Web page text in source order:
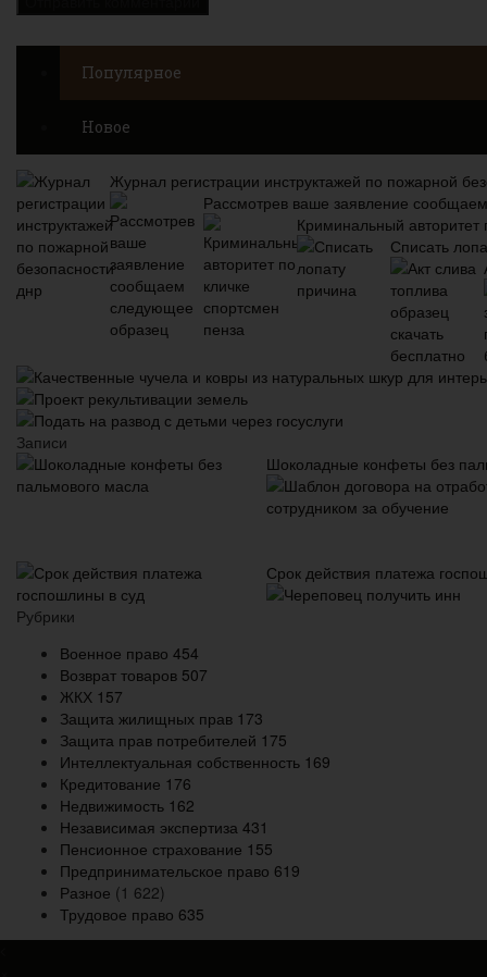
Популярное
Новое
Журнал регистрации инструктажей по пожарной
Рассмотрев ваше заявление
Криминальный авторитет
Списать
Качественные чучела и ковры из натуральных шкур для
Проект рекультивации земель
Подать на развод с детьми через госуслуги
Записи
Шоколадные конфеты без
Срок действия платежа
Рубрики
Военное право 454
Возврат товаров 507
ЖКХ 157
Защита жилищных прав 173
Защита прав потребителей 175
Интеллектуальная собственность 169
Кредитование 176
Недвижимость 162
Независимая экспертиза 431
Пенсионное страхование 155
Предпринимательское право 619
Разное (1 622)
Трудовое право 635